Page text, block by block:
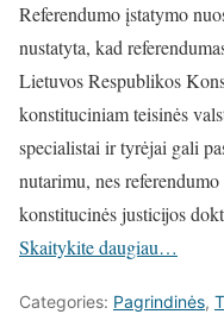
Referendumo įstatymo
nustatyta, kad
Lietuvos Respublikos
konstituciniam teisinės
specialistai ir tyrėjai gali
nutarimu, nes
konstitucinės justicijos
Skaitykite daugiau…
Categories: Pagrindinės,